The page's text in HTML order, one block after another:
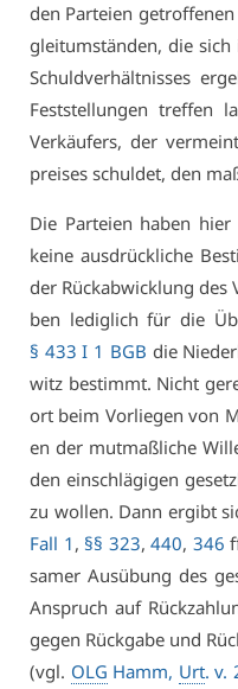
den Par­tei­en
gleit­um­stän­den, die
Schuld­ver­hält­nis­ses
Fest­stel­lun­gen tref­fen
Ver­käu­fers, der
prei­ses schul­det, den
Die Par­tei­en ha­ben
kei­ne aus­drück­li­che
der Rück­ab­wick­lung des
ben le­dig­lich für die
§ 433 I 1 BGB die
witz be­stimmt. Nicht
ort beim Vor­lie­gen von
en der mut­maß­li­che
den ein­schlä­gi­gen
zu wol­len. Dann er­gibt
Fall 1 , §§ 323, 440, 346
sa­mer Aus­übung des
An­spruch auf
ge­gen Rück­ga­be und
(vgl. OLG Hamm, Urt. v.